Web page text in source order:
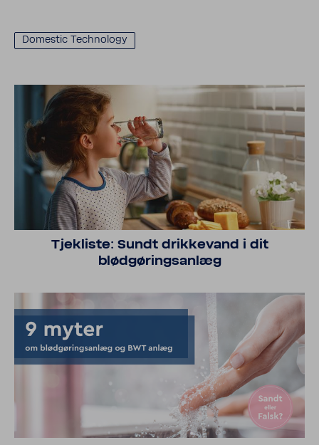
Domestic Tech­nology
Tjek­liste: Sundt drikke­vand i dit
blødgøringsanlæg